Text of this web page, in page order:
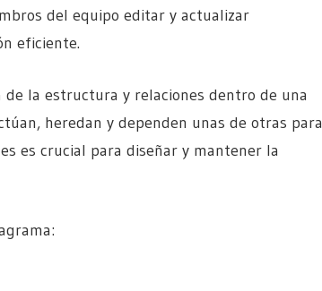
del equipo editar y actualizar
eficiente.
la estructura y relaciones dentro de una
heredan y dependen unas de otras para
es crucial para diseñar y mantener la